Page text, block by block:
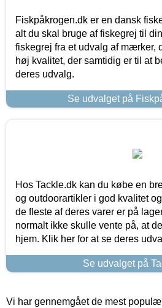
Fiskpåkrogen.dk er en dansk
alt du skal bruge af fiskegrej til
fiskegrej fra et udvalg af mærker,
høj kvalitet, der samtidig er til at
deres udvalg.
Se udvalget på
Hos Tackle.dk kan du købe en
og outdoorartikler i god kvalitet
de fleste af deres varer er på
normalt ikke skulle vente på, at
hjem. Klik her for at se deres
Se udvalget på
Vi har gennemgået de mest